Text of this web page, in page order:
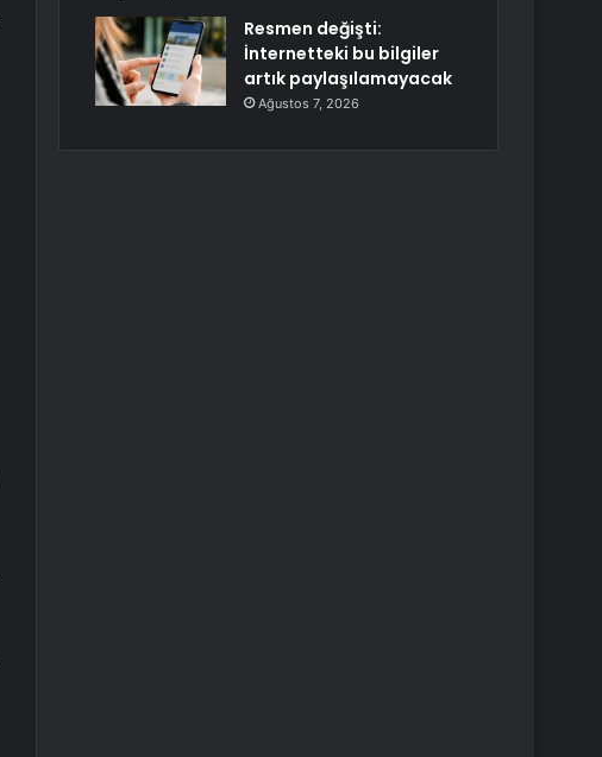
Resmen değişti:
İnternetteki bu bilgiler
artık paylaşılamayacak
Ağustos 7, 2026